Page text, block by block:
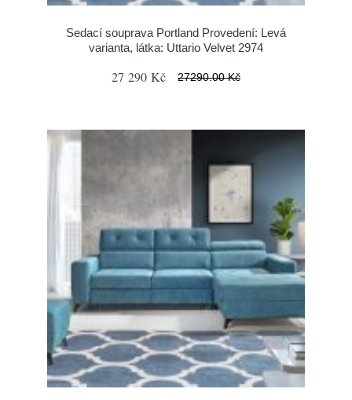
Sedací souprava Portland Provedení: Levá
varianta, látka: Uttario Velvet 2974
27 290 Kč 27290.00 Kč